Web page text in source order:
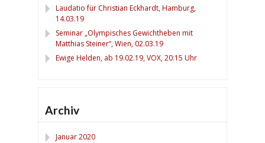
Laudatio für Christian Eckhardt, Hamburg,
14.03.19
Seminar „Olympisches Gewichtheben mit
Matthias Steiner“, Wien, 02.03.19
Ewige Helden, ab 19.02.19, VOX, 20:15 Uhr
Archiv
Januar 2020